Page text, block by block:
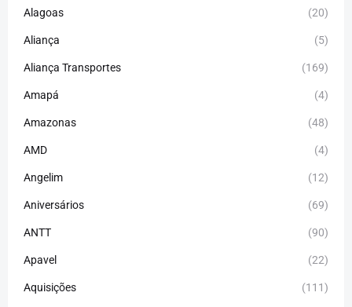
Alagoas (20)
Aliança (5)
Aliança Transportes (169)
Amapá (4)
Amazonas (48)
AMD (4)
Angelim (12)
Aniversários (69)
ANTT (90)
Apavel (22)
Aquisições (111)